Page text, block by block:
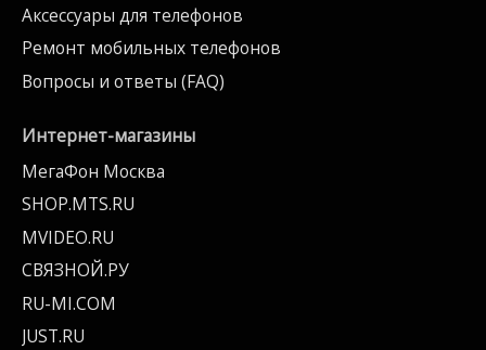
Аксессуары для телефонов
Ремонт мобильных телефонов
Вопросы и ответы (FAQ)
Интернет-магазины
МегаФон Москва
SHOP.MTS.RU
MVIDEO.RU
СВЯЗНОЙ.РУ
RU-MI.COM
JUST.RU